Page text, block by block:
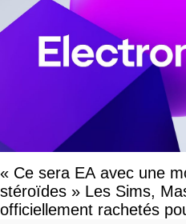
« Ce sera EA avec une
stéroïdes » Les Sims,
officiellement rachetés